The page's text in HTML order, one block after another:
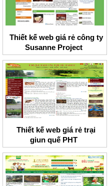
Thiết kế web giá rẻ công ty
Susanne Project
Thiết kế web giá rẻ trại
giun quế PHT